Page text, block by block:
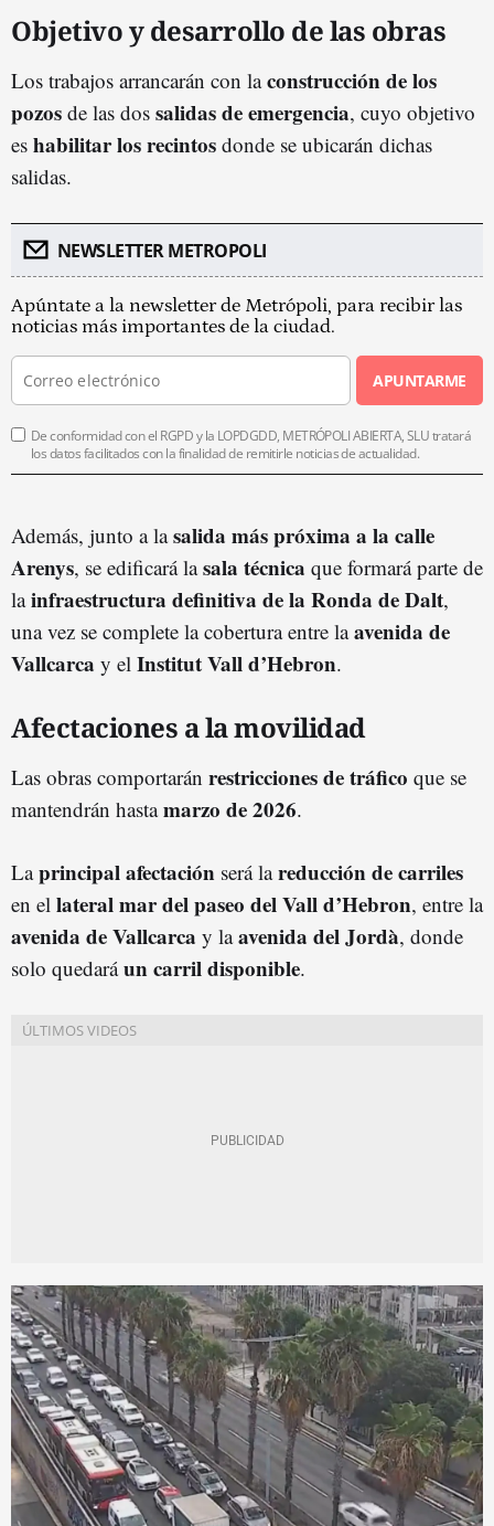
Objetivo y desarrollo de las obras
Los trabajos arrancarán con laconstrucción de los
pozos de las dos salidas de emergencia, cuyo objetivo
es habilitar los recintos donde se ubicarán dichas
salidas.
NEWSLETTER METROPOLI
Apúntate a la newsletter de Metrópoli, para recibir las
noticias más importantes de la ciudad.
APUNTARME
De conformidad con el RGPD y la LOPDGDD, METRÓPOLI ABIERTA, SLU tratará
los datos facilitados con la finalidad de remitirle noticias de actualidad.
Además, junto a lasalida más próxima a la calle
Arenys, se edificará lasala técnica que formará parte de
lainfraestructura definitiva de la Ronda de Dalt,
una vez se complete la cobertura entre laavenida de
Vallcarca y el Institut Vall d’Hebron.
Afectaciones a la movilidad
Las obras comportarán restricciones de tráfico que se
mantendrán hastamarzo de 2026.
Laprincipal afectación será lareducción de carriles
en el lateral mar del paseo del Vall d’Hebron, entre la
avenida de Vallcarca y laavenida del Jordà, donde
solo quedaráun carril disponible.